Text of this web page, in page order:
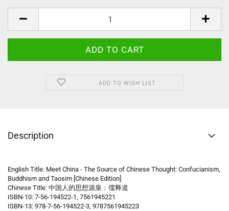
ADD TO WISH LIST
Description
English Title: Meet China - The Source of Chinese Thought: Confucianism,
Buddhism and Taosim [Chinese Edition]
Chinese Title: 中国人的思想源泉：儒释道
ISBN-10: 7-56-194522-1, 7561945221
ISBN-13: 978-7-56-194522-3, 9787561945223